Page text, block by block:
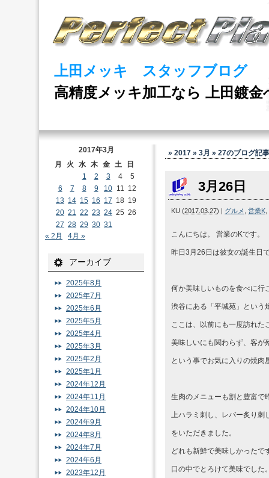
上田メッキ スタッフブログ
高精度メッキ加工なら 上田鍍金
» 2017 » 3月 » 27のブログ記事
3月26日
KU (2017.03.27) | グルメ 営業K
こんにちは。 営業のKです。
昨日3月26日は彼女の誕生日
何か美味しいものを食べに行
渋谷にある「平城苑」という
ここは、以前にも一度訪れた
美味しいにも関わらず、客が
という事でお気に入りの焼肉
生肉のメニューも割と豊富で
上ハラミ刺し、レバー炙り刺
をいただきました。
どれも新鮮で美味しかったで
口の中でとろけて美味でした
2017年3月
月
火 水 木 金 土
日
1
2 3 4
5
6
7 8 9 10 11 12
13 14 15 16 17 18 19
20 21 22 23 24 25 26
27 28 29 30 31
« 2月
4月 »
アーカイブ
2025年8月
2025年7月
2025年6月
2025年5月
2025年4月
2025年3月
2025年2月
2025年1月
2024年12月
2024年11月
2024年10月
2024年9月
2024年8月
2024年7月
2024年6月
2023年12月